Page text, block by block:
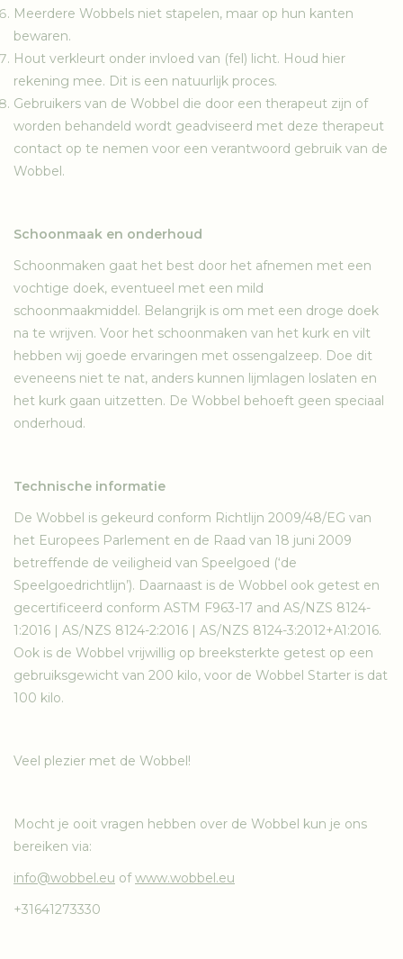
Meerdere Wobbels niet stapelen, maar op hun kanten
bewaren.
Hout verkleurt onder invloed van (fel) licht. Houd hier
rekening mee. Dit is een natuurlijk proces.
Gebruikers van de Wobbel die door een therapeut zijn of
worden behandeld wordt geadviseerd met deze therapeut
contact op te nemen voor een verantwoord gebruik van de
Wobbel.
Schoonmaak en onderhoud
Schoonmaken gaat het best door het afnemen met een
vochtige doek, eventueel met een mild
schoonmaakmiddel. Belangrijk is om met een droge doek
na te wrijven. Voor het schoonmaken van het kurk en vilt
hebben wij goede ervaringen met ossengalzeep. Doe dit
eveneens niet te nat, anders kunnen lijmlagen loslaten en
het kurk gaan uitzetten. De Wobbel behoeft geen speciaal
onderhoud.
Technische informatie
De Wobbel is gekeurd conform Richtlijn 2009/48/EG van
het Europees Parlement en de Raad van 18 juni 2009
betreffende de veiligheid van Speelgoed (‘de
Speelgoedrichtlijn’). Daarnaast is de Wobbel ook getest en
gecertificeerd conform ASTM F963-17 and AS/NZS 8124-
1:2016 | AS/NZS 8124-2:2016 | AS/NZS 8124-3:2012+A1:2016.
Ook is de Wobbel vrijwillig op breeksterkte getest op een
gebruiksgewicht van 200 kilo, voor de Wobbel Starter is dat
100 kilo.
Veel plezier met de Wobbel!
Mocht je ooit vragen hebben over de Wobbel kun je ons
bereiken via:
info@wobbel.eu ofwww.wobbel.eu
+31641273330